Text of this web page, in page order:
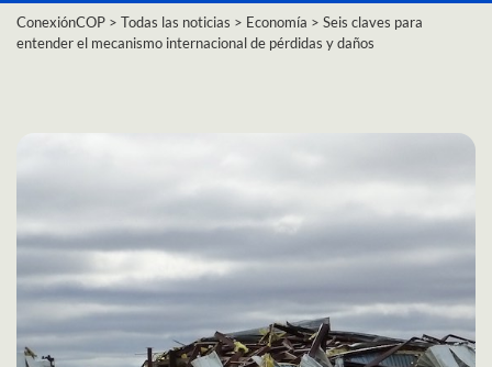
ConexiónCOP > Todas las noticias > Economía > Seis claves para
entender el mecanismo internacional de pérdidas y daños